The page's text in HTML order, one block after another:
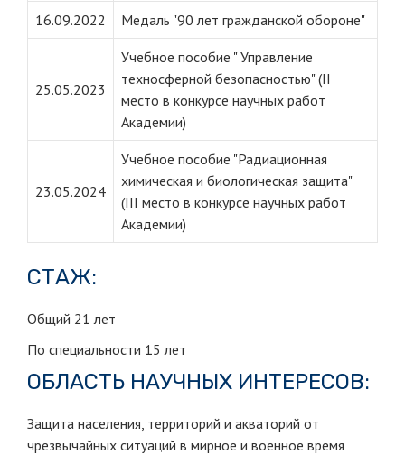
16.09.2022 Медаль "90 лет гражданской обороне"
25.05.2023
Учебное пособие " Управление
техносферной безопасностью" (II
место в конкурсе научных работ
Академии)
23.05.2024
Учебное пособие "Радиационная
химическая и биологическая защита"
(III место в конкурсе научных работ
Академии)
СТАЖ:
Общий 21 лет
По специальности 15 лет
ОБЛАСТЬ НАУЧНЫХ ИНТЕРЕСОВ:
Защита населения, территорий и акваторий от
чрезвычайных ситуаций в мирное и военное время